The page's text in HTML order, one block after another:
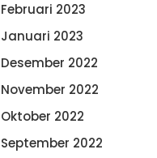
Februari 2023
Januari 2023
Desember 2022
November 2022
Oktober 2022
September 2022